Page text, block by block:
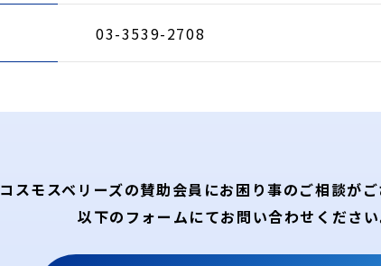
03-3539-2708
コスモスベリーズの賛助会員にお困り事のご相談が
以下のフォームにてお問い合わせください